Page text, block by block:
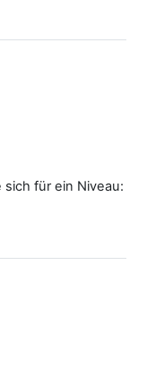
sich für ein Niveau: